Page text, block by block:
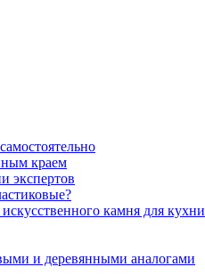
краем
экспертов
камня для кухни
и деревянными аналогами